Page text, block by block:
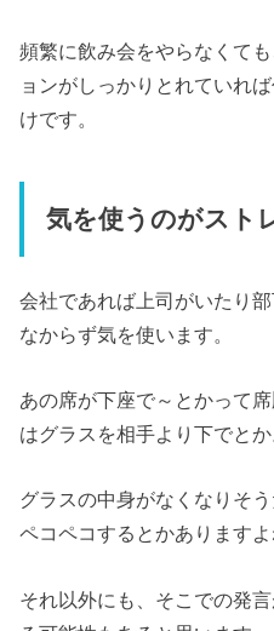
頻繁に飲み会をやらなくて
ョンがしっかりとれていれ
けです。
気を使うのがスト
会社であれば上司がいたり
なからず気を使います。
あの席が下座で～とかって
はグラスを相手より下でとか
グラスの中身がなくなりそ
ペコペコするとかありますよ
それ以外にも、そこでの発